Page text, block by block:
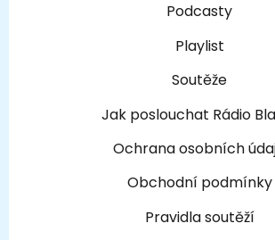
Podcasty
Playlist
Soutěže
Jak poslouchat Rádio
Ochrana osobních
Obchodní podmínky
Pravidla soutěží